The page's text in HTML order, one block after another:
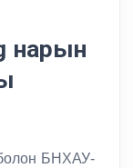
нарын
БНХАУ-